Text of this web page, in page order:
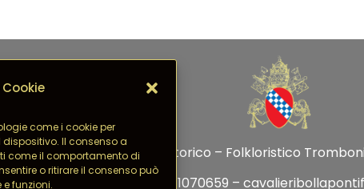
come i cookie per
Il consenso a
come il comportamento di
o ritirare il consenso può
funzioni.
Associazione Culturale Storico – Folkloristico
C.F. 95171070659 –